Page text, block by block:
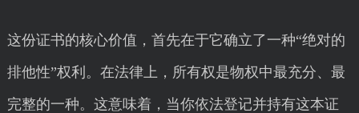
这份证书的核心价值，首先在于它确立了一种“绝对的
排他性”权利。在法律上，所有权是物权中最充分、最
完整的一种。这意味着，当你依法登记并持有这本证